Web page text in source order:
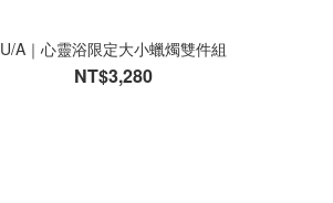
U/A｜心靈浴限定大小蠟燭雙件組
NT$3,280